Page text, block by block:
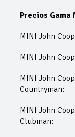
Precios Gama
MINI John
MINI John
MINI John
MINI John